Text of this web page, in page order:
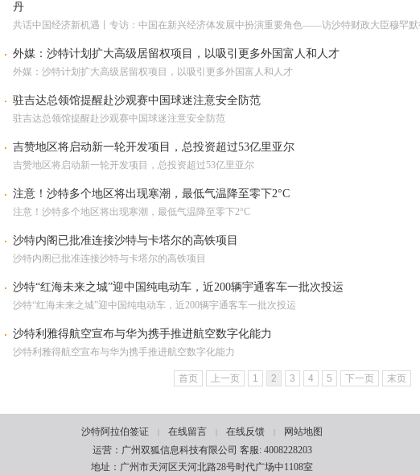
丹
共话中国经济新机遇丨专访：中国在新兴经济体发展中扮演重要角色——访沙特财政大臣穆罕默
外媒：沙特计划扩大高级居留权项目，以吸引更多外国富人和人才
外媒：沙特计划扩大高级居留权项目，以吸引更多外国富人和人才
驻吉达总领馆提醒赴沙观赛中国球迷注意安全防范
驻吉达总领馆提醒赴沙观赛中国球迷注意安全防范
吉赞地区将启动新一轮开发项目，总投资超过53亿里亚尔
吉赞地区将启动新一轮开发项目，总投资超过53亿里亚尔
注意！沙特多个地区将出现寒潮，最低气温降至零下2°C
注意！沙特多个地区将出现寒潮，最低气温降至零下2°C
沙特内阁已批准连接沙特与卡塔尔的高铁项目
沙特内阁已批准连接沙特与卡塔尔的高铁项目
沙特“红海未来之城”迎中国纯电动车，近200辆宇通客车一批次投运
沙特“红海未来之城”迎中国纯电动车，近200辆宇通客车一批次投运
沙特利雅得航空宣布与华为携手推进航空数字化能力
沙特利雅得航空宣布与华为携手推进航空数字化能力
首页 上一页 1 2 3 4 5 下一页 末页
沙特阿拉伯签证 在线留言 在线反馈
网站地图
运营：广州双狐信息科技有限公司 客服: 4008228203
地址：广州市天河区天河北路28号时代广场中1108室